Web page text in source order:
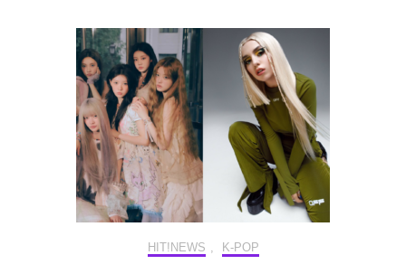
HIT!NEWS , K-POP